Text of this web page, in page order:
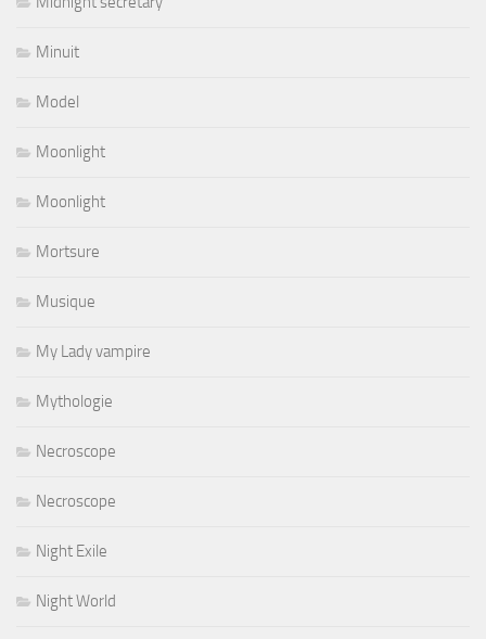
Minuit
Model
Moonlight
Moonlight
Mortsure
Musique
My Lady vampire
Mythologie
Necroscope
Necroscope
Night Exile
Night World